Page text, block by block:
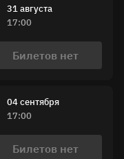
31 августа
17:00
Билетов нет
04 сентября
17:00
Билетов нет